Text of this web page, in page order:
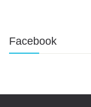
Facebook